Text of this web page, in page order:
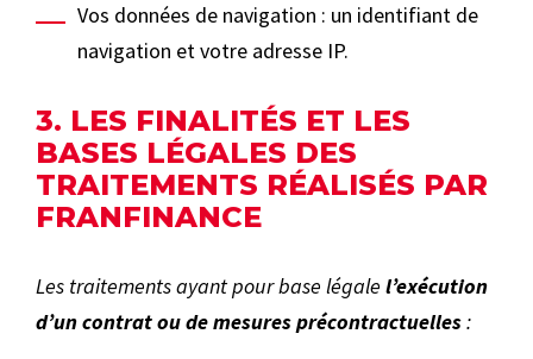
Vos données de navigation : un identifiant de
navigation et votre adresse IP.
3. LES FINALITÉS ET LES
BASES LÉGALES DES
TRAITEMENTS RÉALISÉS PAR
FRANFINANCE
Les traitements ayant pour base légale l’exécution
d’un contrat ou de mesures précontractuelles: